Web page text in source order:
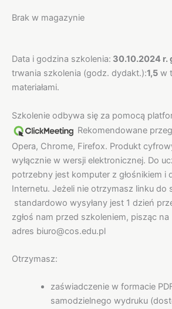
Brak w magazynie
Data i godzina szkolenia: 30.10.2024 r.
trwania szkolenia (godz. dydakt.):1,5 w
materiałami.
Szkolenie odbywa się za pomocą
Rekomendowane
Opera, Chrome, Firefox. Produkt
wyłącznie w wersji elektronicznej. Do
potrzebny jest komputer z głośnikiem i
Internetu. Jeżeli nie otrzymasz linku do
standardowo wysyłany jest 1 dzień
zgłoś nam przed szkoleniem, pisząc na
adres biuro@cos.edu.pl
Otrzymasz:
zaświadczenie w formacie
samodzielnego wydruku